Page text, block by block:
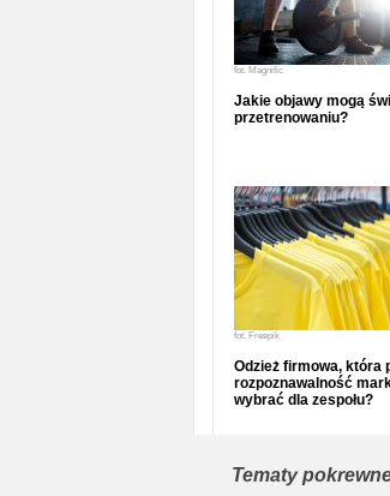
fot. Magnific
Jakie objawy mogą
przetrenowaniu?
fot. Freepik
Odzież firmowa, która
rozpoznawalność
wybrać dla zespołu?
Tematy